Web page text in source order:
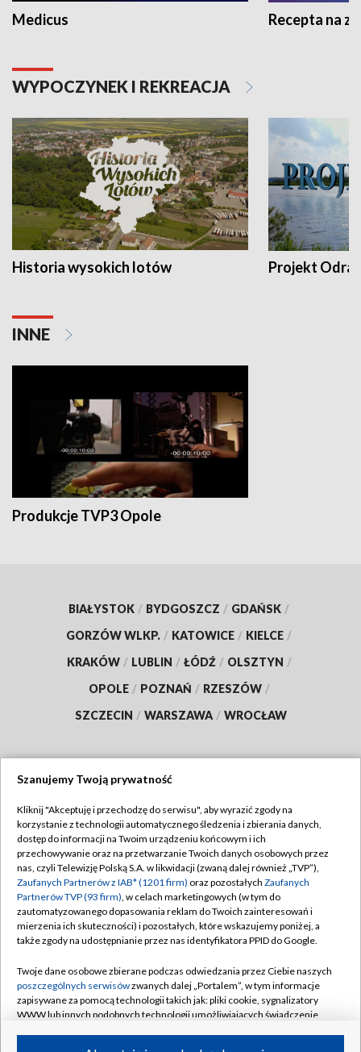
Medicus Recepta na
WYPOCZYNEK I REKREACJA
Historia wysokich lotów Projekt Odra
INNE
Produkcje TVP3 Opole
BIAŁYSTOK / BYDGOSZCZ / GDAŃSK /
GORZÓW WLKP. / KATOWICE / KIELCE /
KRAKÓW / LUBLIN / ŁÓDŹ / OLSZTYN /
OPOLE / POZNAŃ / RZESZÓW /
SZCZECIN / WARSZAWA / WROCŁAW
TVP
Abonament TVP
Emisja w TVP
Centrum informacji TVP
Naziemna Telewizja Cyfrowa
Rada Programowa
System NOS
Informacje o nadawcy
Regulamin TVP
Polityka prywatności
Moje zgody
Pomoc
Kontakt
Kanały
Szanujemy Twoją prywatność
Kliknij "Akceptuję i przechodzę do serwisu", aby wyrazić zgody na
korzystanie z technologii automatycznego śledzenia i zbierania danych,
dostęp do informacji na Twoim urządzeniu końcowym i ich
przechowywanie oraz na przetwarzanie Twoich danych osobowych przez
nas, czyli Telewizję Polską S.A. w likwidacji (zwaną dalej również „TVP”),
Zaufanych Partnerów z IAB* (1201 firm) oraz pozostałych Zaufanych
Partnerów TVP (93 firm), w celach marketingowych (w tym do
zautomatyzowanego dopasowania reklam do Twoich zainteresowań i
mierzenia ich skuteczności) i pozostałych, które wskazujemy poniżej, a
także zgody na udostępnianie przez nas identyfikatora PPID do Google.
Twoje dane osobowe zbierane podczas odwiedzania przez Ciebie naszych
poszczególnych serwisówzwanych dalej „Portalem”, w tym informacje
zapisywane za pomocą technologii takich jak: pliki cookie, sygnalizatory
WWW lub innych podobnych technologii umożliwiających świadczenie